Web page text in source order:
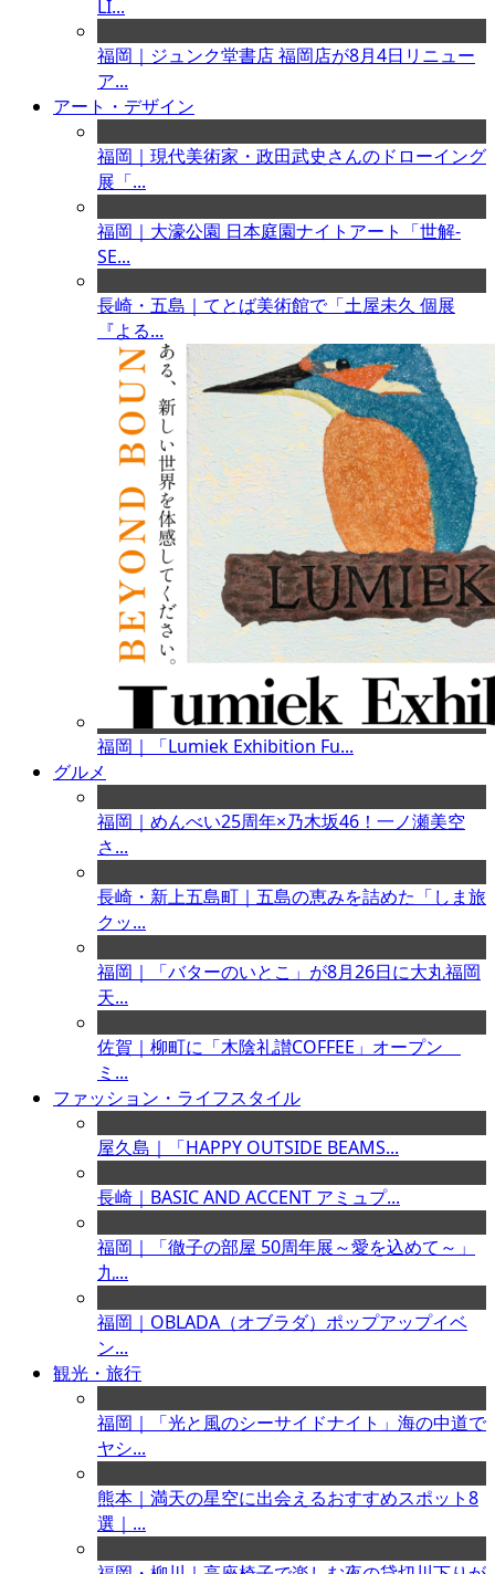
LI...
福岡｜ジュンク堂書店 福岡店が8月4日リニュー
ア...
アート・デザイン
福岡｜現代美術家・政田武史さんのドローイング
展「...
福岡｜大濠公園 日本庭園ナイトアート「世解-
SE...
長崎・五島｜てとば美術館で「土屋未久 個展
『よる...
福岡｜「Lumiek Exhibition Fu...
グルメ
福岡｜めんべい25周年×乃木坂46！一ノ瀬美空
さ...
長崎・新上五島町｜五島の恵みを詰めた「しま旅
クッ...
福岡｜「バターのいとこ」が8月26日に大丸福岡
天...
佐賀｜柳町に「木陰礼讃COFFEE」オープン
ミ...
ファッション・ライフスタイル
屋久島｜「HAPPY OUTSIDE BEAMS...
長崎｜BASIC AND ACCENT アミュプ...
福岡｜「徹子の部屋 50周年展～愛を込めて～」
九...
福岡｜OBLADA（オブラダ）ポップアップイベ
ン...
観光・旅行
福岡｜「光と風のシーサイドナイト」海の中道で
ヤシ...
熊本｜満天の星空に出会えるおすすめスポット8
選｜...